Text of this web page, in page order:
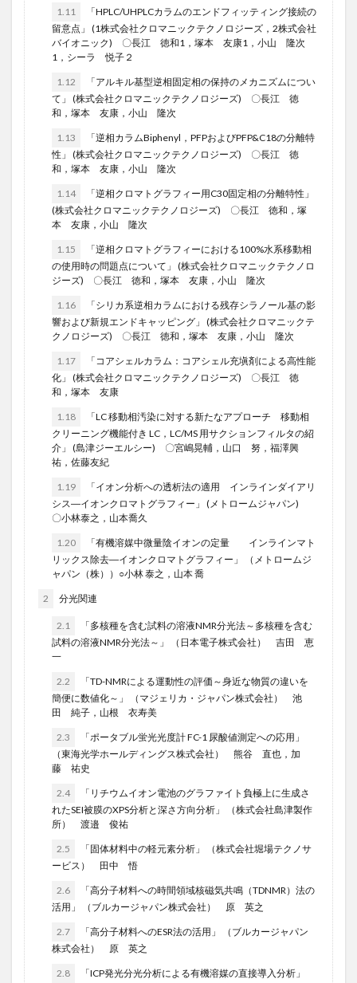
1.11
「HPLC/UHPLCカラムのエンドフィッティング接続の
留意点」 (1株式会社クロマニックテクノロジーズ，2株式会社
バイオニック) 〇長江 徳和1，塚本 友康1，小山 隆次
1，シーラ 悦子２
1.12
「アルキル基型逆相固定相の保持のメカニズムについ
て」 (株式会社クロマニックテクノロジーズ) 〇長江 徳
和，塚本 友康，小山 隆次
1.13
「逆相カラムBiphenyl，PFPおよびPFP&C18の分離特
性」 (株式会社クロマニックテクノロジーズ) 〇長江 徳
和，塚本 友康，小山 隆次
1.14
「逆相クロマトグラフィー用C30固定相の分離特性」
(株式会社クロマニックテクノロジーズ) 〇長江 徳和，塚
本 友康，小山 隆次
1.15
「逆相クロマトグラフィーにおける100%水系移動相
の使用時の問題点について」 (株式会社クロマニックテクノロ
ジーズ) 〇長江 徳和，塚本 友康，小山 隆次
1.16
「シリカ系逆相カラムにおける残存シラノール基の影
響および新規エンドキャッピング」 (株式会社クロマニックテ
クノロジーズ) 〇長江 徳和，塚本 友康，小山 隆次
1.17
「コアシェルカラム：コアシェル充塡剤による高性能
化」 (株式会社クロマニックテクノロジーズ) 〇長江 徳
和，塚本 友康
1.18
「LC 移動相汚染に対する新たなアプローチ 移動相
クリーニング機能付き LC，LC/MS 用サクションフィルタの紹
介」 (島津ジーエルシー) 〇宮嶋晃輔，山口 努，福澤興
祐，佐藤友紀
1.19
「イオン分析への透析法の適用 インラインダイアリ
シス―イオンクロマトグラフィー」 (メトロームジャパン)
〇小林泰之，山本喬久
1.20
「有機溶媒中微量陰イオンの定量 インラインマト
リックス除去―イオンクロマトグラフィー」 （メトロームジ
ャパン（株））○小林 泰之，山本 喬
2 分光関連
2.1
「多核種を含む試料の溶液NMR分光法～多核種を含む
試料の溶液NMR分光法～」 （日本電子株式会社） 吉田 恵
一
2.2
「TD-NMRによる運動性の評価～身近な物質の違いを
簡便に数値化～」 （マジェリカ・ジャパン株式会社） 池
田 純子，山根 衣寿美
2.3
「ポータブル蛍光光度計 FC-1 尿酸値測定への応用」
（東海光学ホールディングス株式会社） 熊谷 直也，加
藤 祐史
2.4
「リチウムイオン電池のグラファイト負極上に生成さ
れたSEI被膜のXPS分析と深さ方向分析」 （株式会社島津製作
所） 渡邉 俊祐
2.5
「固体材料中の軽元素分析」 （株式会社堀場テクノサ
ービス） 田中 悟
2.6
「高分子材料への時間領域核磁気共鳴（TDNMR）法の
活用」 （ブルカージャパン株式会社） 原 英之
2.7
「高分子材料へのESR法の活用」 （ブルカージャパン
株式会社） 原 英之
2.8
「ICP発光分光分析による有機溶媒の直接導入分析」